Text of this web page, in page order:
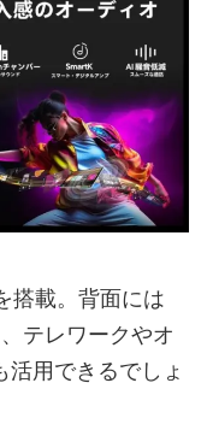
搭載。背面には
テレワークやオ
用できるでしょ